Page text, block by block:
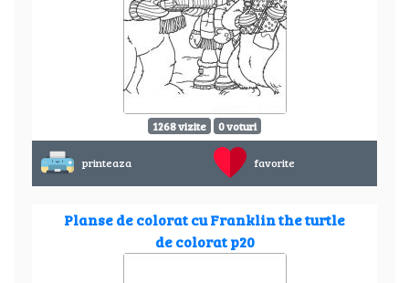
1268 vizite 0 voturi
printeaza favorite
Planse de colorat cu Franklin the turtle
de colorat p20